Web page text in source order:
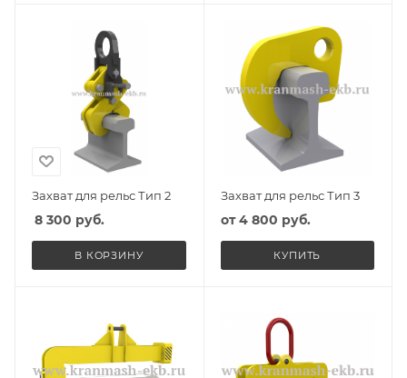
Захват для рельс Тип 2
8 300 руб.
В КОРЗИНУ
Захват для рельс Тип 3
от4 800 руб.
КУПИТЬ